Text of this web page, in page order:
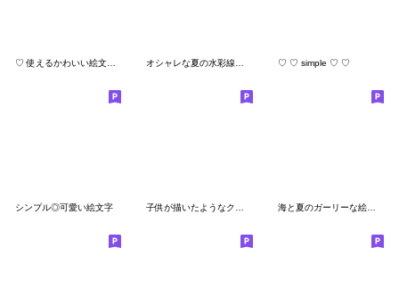
♡ 使えるかわいい絵文字 ♡ オシャレな夏の水彩線画 基本セット ♡ ♡ simple ♡ ♡
シンプル◎可愛い絵文字 海と夏のガーリーな絵文字